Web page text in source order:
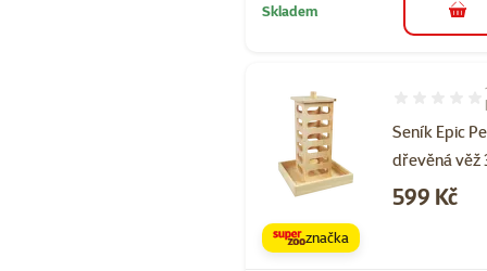
Skladem do
Seník Epic
dřevěná věž
Hodnocení
Cena
599 Kč
značka